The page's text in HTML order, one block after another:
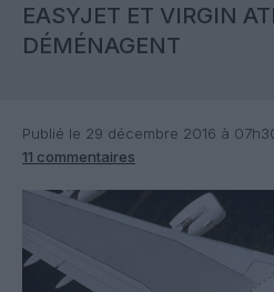
EASYJET ET VIRGIN
DÉMÉNAGENT
Publié le 29 décembre 2016 à
11 commentaires